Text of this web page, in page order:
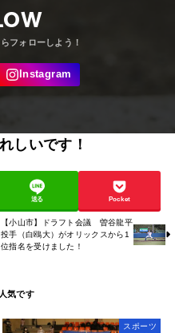
しいです！
送る Pocket
【小山市】ドラフト会議 曽谷龍平
投手（白鴎大）がオリックスから1
位指名を受けました！
スポーツ